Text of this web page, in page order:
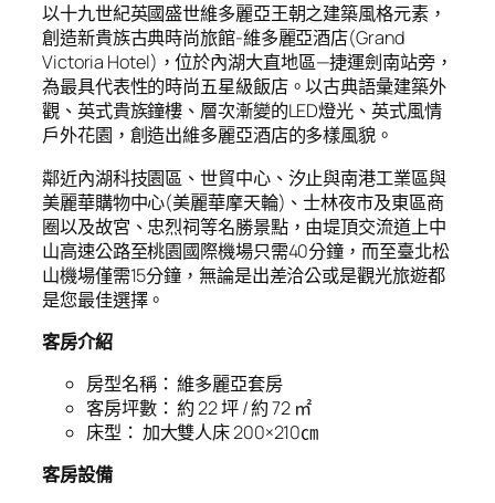
以十九世紀英國盛世維多麗亞王朝之建築風格元素，
創造新貴族古典時尚旅館-維多麗亞酒店(Grand
Victoria Hotel)，位於內湖大直地區—捷運劍南站旁，
為最具代表性的時尚五星級飯店。以古典語彙建築外
觀、英式貴族鐘樓、層次漸變的LED燈光、英式風情
戶外花園，創造出維多麗亞酒店的多樣風貌。
鄰近內湖科技園區、世貿中心、汐止與南港工業區與
美麗華購物中心(美麗華摩天輪)、士林夜市及東區商
圈以及故宮、忠烈祠等名勝景點，由堤頂交流道上中
山高速公路至桃園國際機場只需40分鐘，而至臺北松
山機場僅需15分鐘，無論是出差洽公或是觀光旅遊都
是您最佳選擇。
客房介紹
房型名稱： 維多麗亞套房
客房坪數： 約 22 坪 / 約 72 ㎡
床型： 加大雙人床 200×210㎝
客房設備